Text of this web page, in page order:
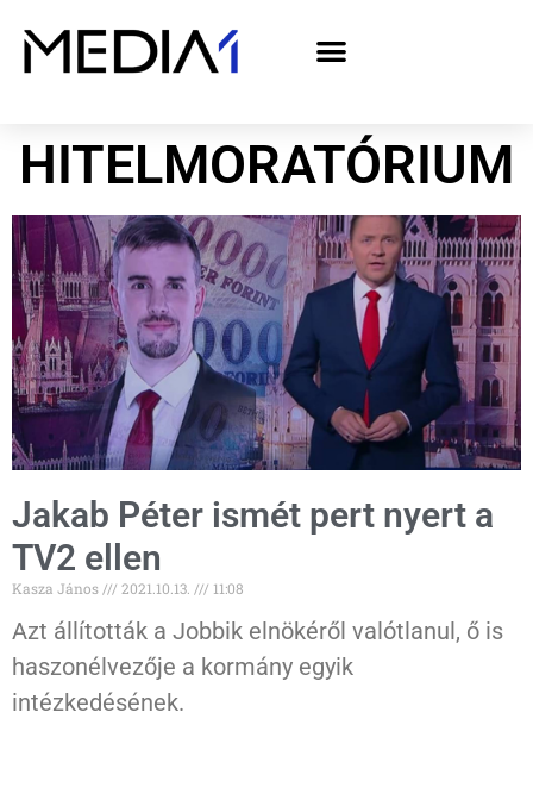
HITELMORATÓRIUM
Jakab Péter ismét pert nyert a
TV2 ellen
Kasza János 2021.10.13. 11:08
Azt állították a Jobbik elnökéről valótlanul, ő is
haszonélvezője a kormány egyik
intézkedésének.